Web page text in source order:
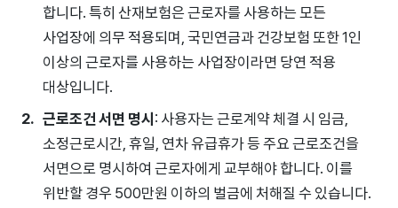
합니다. 특히 산재보험은 근로자를 사용하는 모든
사업장에 의무 적용되며, 국민연금과 건강보험 또한 1인
이상의 근로자를 사용하는 사업장이라면 당연 적용
대상입니다.
근로조건 서면 명시: 사용자는 근로계약 체결 시 임금,
소정근로시간, 휴일, 연차 유급휴가 등 주요 근로조건을
서면으로 명시하여 근로자에게 교부해야 합니다. 이를
위반할 경우 500만원 이하의 벌금에 처해질 수 있습니다.